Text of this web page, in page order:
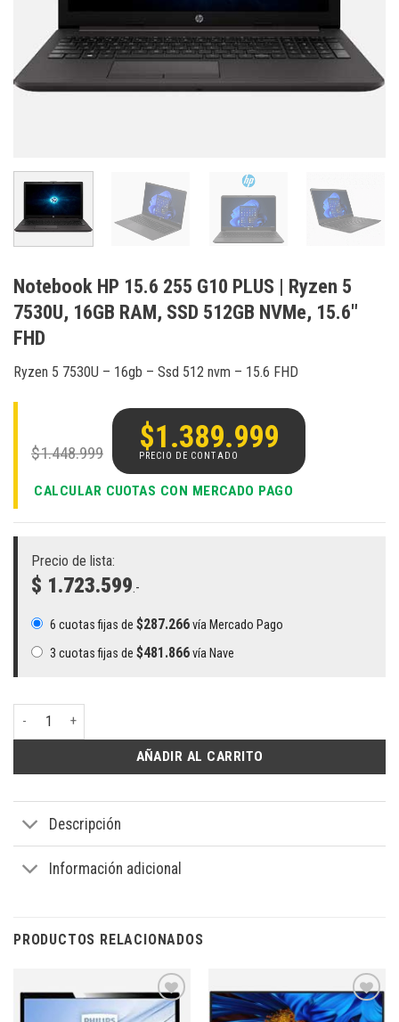
Notebook HP 15.6 255 G10 PLUS | Ryzen 5
7530U, 16GB RAM, SSD 512GB NVMe, 15.6″
FHD
Ryzen 5 7530U – 16gb – Ssd 512 nvm – 15.6 FHD
$1.448.999
El
precio
original
era:
$1.448.999.
$1.389.999
precio
es:
CALCULAR CUOTAS CON MERCADO PAGO
Precio de lista:
$ 1.723.599.-
6 cuotas fijas de $287.266vía Mercado Pago
3 cuotas fijas de $481.866vía Nave
Notebook HP 15.6 255 G10 PLUS | Ryzen 5 7530U, 16GB RAM, SSD
AÑADIR AL CARRITO
Descripción
Información adicional
PRODUCTOS RELACIONADOS
Añadir
Añadir